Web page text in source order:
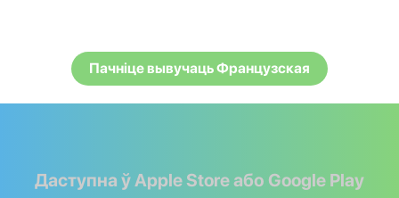
Пачніце вывучаць Французская
Даступна ў Apple Store або Google Play